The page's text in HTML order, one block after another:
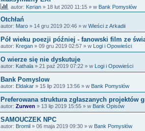
autor: Kerian » 18 lut 2020 11:15 » w Bank Pomysłów
Otchłań
autor: Maro » 14 gru 2019 20:46 » w Wieści z Arkadii
Pół wieku poezji później - fanowski film ze
autor: Kregan » 09 gru 2019 02:57 » w Logi i Opowieści
O wierze się nie dyskutuje
autor: Kathala » 21 paź 2019 07:22 » w Logi i Opowieści
Bank Pomyslow
autor: Eldakar » 15 lip 2019 13:56 » w Bank Pomysłów
Preferowana struktura zgłaszanych projektów
autor: Zurwen » 13 lip 2019 15:55 » w Bank Opisów
SAMOUCZEK NPC
autor: Bromil » 06 maja 2019 09:30 » w Bank Pomysłów